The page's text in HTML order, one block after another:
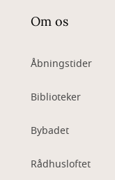
Om os
Åbningstider
Biblioteker
Bybadet
Rådhusloftet